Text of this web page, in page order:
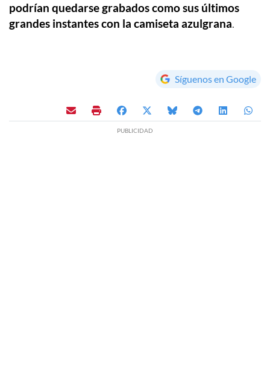
podrían quedarse grabados como sus últimos
grandes instantes con la camiseta azulgrana.
Síguenos en Google